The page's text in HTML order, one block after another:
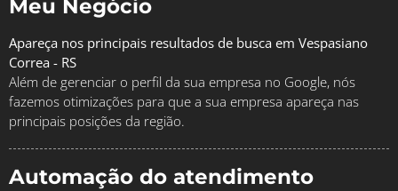
Meu Negócio
Apareça nos principais resultados de busca em Vespasiano
Correa - RS
Além de gerenciar o perfil da sua empresa no Google, nós
fazemos otimizações para que a sua empresa apareça nas
principais posições da região.
Automação do atendimento